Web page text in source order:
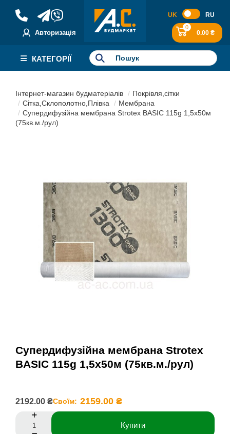
Авторизація
UK RU
0
0.00 ₴
КАТЕГОРІЇ
Інтернет-магазин будматеріалів
Покрівля,сітки
Сітка,Склополотно,Плівка
Мембрана
Супердифузійна мембрана Strotex BASIC 115g 1,5х50м
(75кв.м./рул)
Супердифузійна мембрана Strotex
BASIC 115g 1,5х50м (75кв.м./рул)
2192.00 ₴Своїм: 2159.00 ₴
Купити